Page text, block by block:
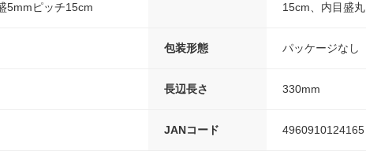
5mmピッチ15cm
15cm、内目盛丸
包装形態 パッケージなし
長辺長さ 330mm
JANコード 4960910124165